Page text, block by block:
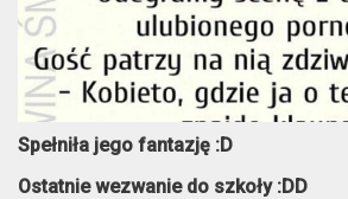
Spełniła jego fantazję :D
Ostatnie wezwanie do szkoły :DD